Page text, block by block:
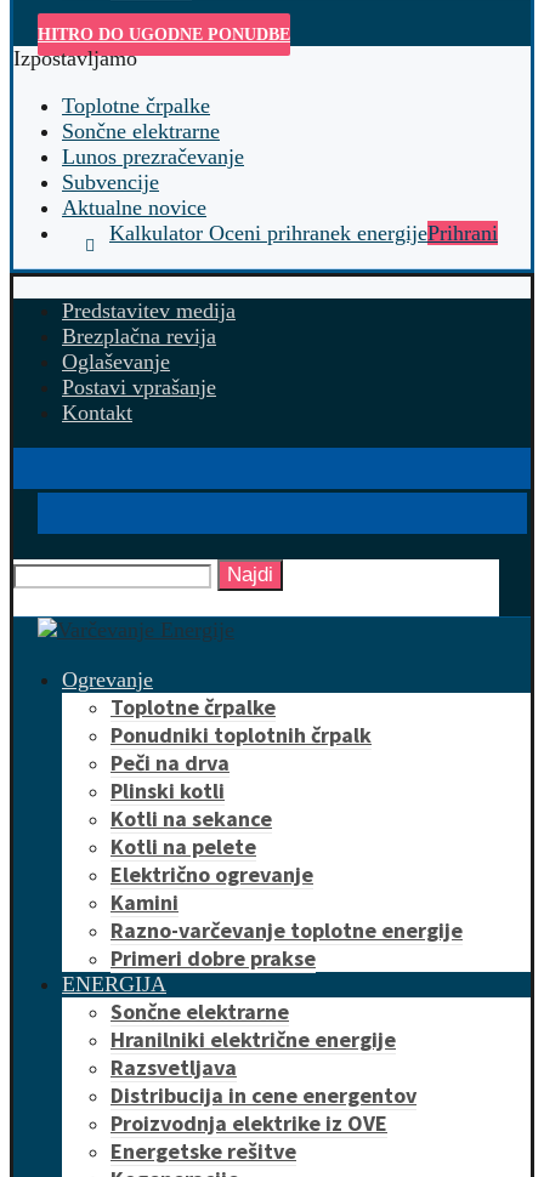
HITRO DO UGODNE PONUDBE
Izpostavljamo
Toplotne črpalke
Sončne elektrarne
Lunos prezračevanje
Subvencije
Aktualne novice
Kalkulator Oceni prihranek energijePrihrani
Predstavitev medija
Brezplačna revija
Oglaševanje
Postavi vprašanje
Kontakt
Najdi
Ogrevanje
Toplotne črpalke
Ponudniki toplotnih črpalk
Peči na drva
Plinski kotli
Kotli na sekance
Kotli na pelete
Električno ogrevanje
Kamini
Razno-varčevanje toplotne energije
Primeri dobre prakse
ENERGIJA
Sončne elektrarne
Hranilniki električne energije
Razsvetljava
Distribucija in cene energentov
Proizvodnja elektrike iz OVE
Energetske rešitve